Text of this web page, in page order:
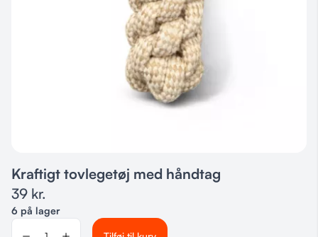
Kraftigt tovlegetøj med håndtag
39 kr.
6 på lager